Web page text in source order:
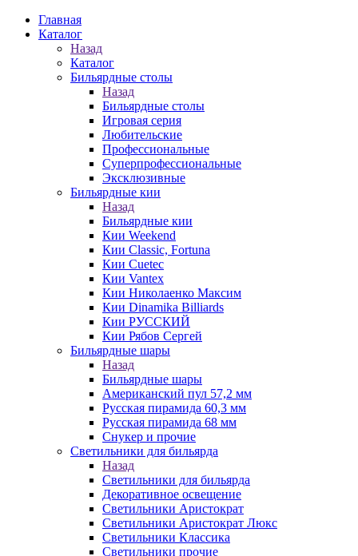
Главная
Каталог
Назад
Каталог
Бильярдные столы
Назад
Бильярдные столы
Игровая серия
Любительские
Профессиональные
Суперпрофессиональные
Эксклюзивные
Бильярдные кии
Назад
Бильярдные кии
Кии Weekend
Кии Classic, Fortuna
Кии Cuetec
Кии Vantex
Кии Николаенко Максим
Кии Dinamika Billiards
Кии РУССКИЙ
Кии Рябов Сергей
Бильярдные шары
Назад
Бильярдные шары
Американский пул 57,2 мм
Русская пирамида 60,3 мм
Русская пирамида 68 мм
Снукер и прочие
Светильники для бильярда
Назад
Светильники для бильярда
Декоративное освещение
Светильники Аристократ
Светильники Аристократ Люкс
Светильники Классика
Светильники прочие